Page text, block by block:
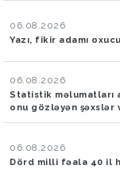
06.08.2026
Yazı, fikir adamı
06.08.2026
Statistik məlumatları
onu gözləyən şəxslər
06.08.2026
Dörd milli fəala 40 il